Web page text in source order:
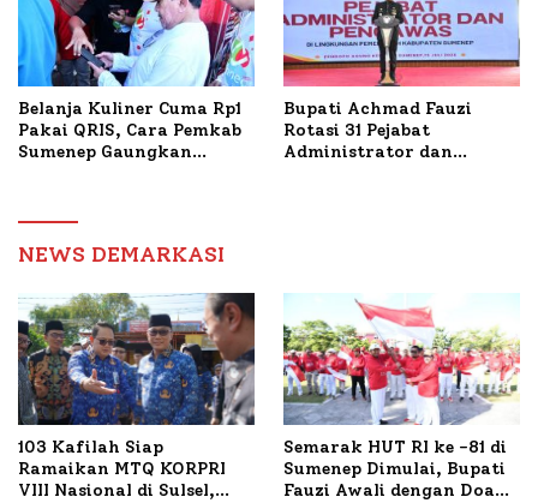
Belanja Kuliner Cuma Rp1
Pakai QRIS, Cara Pemkab
Sumenep Gaungkan
Bupati Achmad Fauzi
Rotasi 31 Pejabat
Administrator dan
NEWS DEMARKASI
103 Kafilah Siap
Ramaikan MTQ KORPRI
VIII Nasional di Sulsel,
Semarak HUT RI ke -81 di
Sumenep Dimulai, Bupati
Fauzi Awali dengan Doa